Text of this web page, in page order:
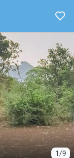
1/9